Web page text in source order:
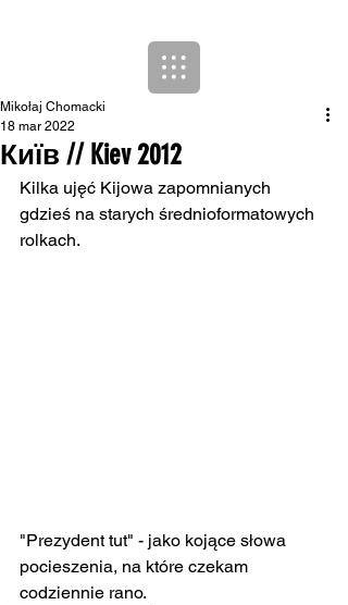
Київ // Kiev 2012
Mikołaj Chomacki
18 mar 2022
Kilka ujęć Kijowa zapomnianych
gdzieś na starych średnioformatowych
rolkach.
"Prezydent tut" - jako kojące słowa
pocieszenia, na które czekam
codziennie rano.